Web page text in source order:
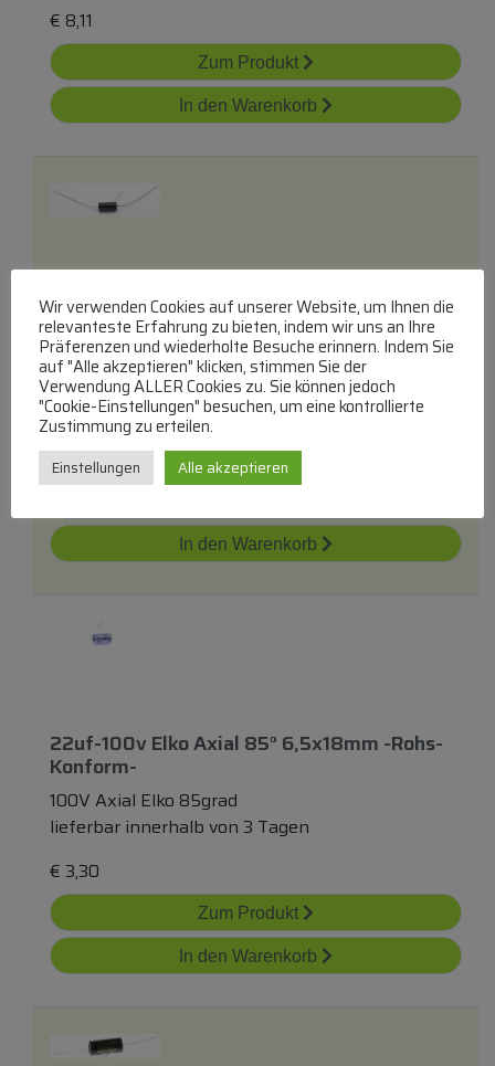
€ 8,11
Zum Produkt
In den Warenkorb
10uf-100v Mal202139109e3 Elko Axial 85°
6x10mm
VISHAY
100V Axial Elko 85grad
lieferbar innerhalb von 3 Tagen
€16,48
In den Warenkorb
22uf-100v Elko Axial 85° 6,5x18mm -rohs-
Konform-
100V Axial Elko 85grad
lieferbar innerhalb von 3 Tagen
€ 3,30
Zum Produkt
In den Warenkorb
Wir verwenden Cookies auf unserer Website, um Ihnen die
relevanteste Erfahrung zu bieten, indem wir uns an Ihre
Präferenzen und wiederholte Besuche erinnern. Indem Sie
auf "Alle akzeptieren" klicken, stimmen Sie der
Verwendung ALLER Cookies zu. Sie können jedoch
"Cookie-Einstellungen" besuchen, um eine kontrollierte
Zustimmung zu erteilen.
Einstellungen Alle akzeptieren